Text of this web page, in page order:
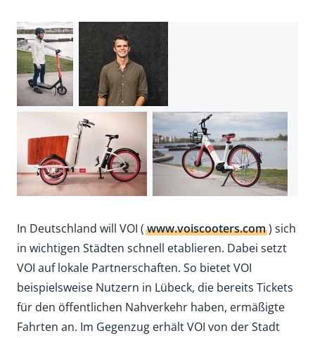
In Deutschland will VOI (www.voiscooters.com) sich
in wichtigen Städten schnell etablieren. Dabei setzt
VOI auf lokale Partnerschaften. So bietet VOI
beispielsweise Nutzern in Lübeck, die bereits Tickets
für den öffentlichen Nahverkehr haben, ermäßigte
Fahrten an. Im Gegenzug erhält VOI von der Stadt